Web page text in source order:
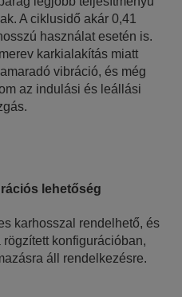
A ciklusidő akár 0,41
használat esetén is.
karkialakítás miatt
vibráció, és még
az indulási és leállási
lehetőség
karhosszal rendelhető, és
konfigurációban,
áll rendelkezésre.